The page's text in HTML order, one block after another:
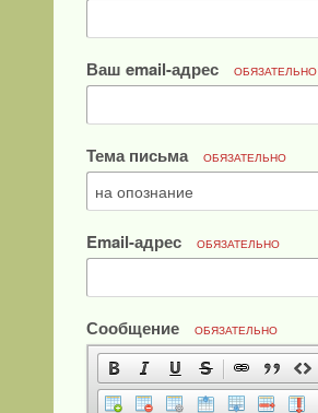
Ваш email-адрес ОБЯЗАТЕЛЬНО
Тема письма ОБЯЗАТЕЛЬНО
Email-адрес ОБЯЗАТЕЛЬНО
Сообщение ОБЯЗАТЕЛЬНО